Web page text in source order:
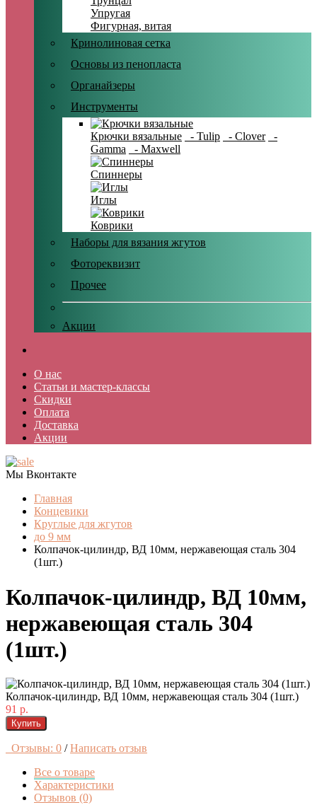
Упругая
Фигурная, витая
Кринолиновая сетка
Основы из пенопласта
Органайзеры
Инструменты
Крючки вязальные - Tulip - Clover
-
Gamma
- Maxwell
Спиннеры
Иглы
Коврики
Наборы для вязания жгутов
Фотореквизит
Прочее
Акции
О нас
Статьи и мастер-классы
Скидки
Оплата
Доставка
Акции
Мы Вконтакте
Главная
Концевики
Круглые для жгутов
до 9 мм
Колпачок-цилиндр, ВД 10мм, нержавеющая сталь 304
(1шт.)
Колпачок-цилиндр, ВД 10мм,
нержавеющая сталь 304
(1шт.)
Колпачок-цилиндр, ВД 10мм, нержавеющая сталь 304 (1шт.)
91 р.
Купить
Отзывы: 0 / Написать отзыв
Все о товаре
Характеристики
Отзывов (0)